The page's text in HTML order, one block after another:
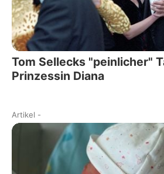
Tom Sellecks "peinlicher"
Prinzessin Diana
Artikel -